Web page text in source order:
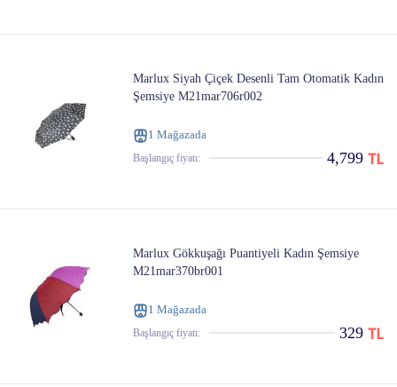
Marlux Siyah Çiçek Desenli Tam Otomatik Kadın
Şemsiye M21mar706r002
1 Mağazada
Başlangıç ​​fiyatı: 4,799
Marlux Gökkuşağı Puantiyeli Kadın Şemsiye
M21mar370br001
1 Mağazada
Başlangıç ​​fiyatı: 329